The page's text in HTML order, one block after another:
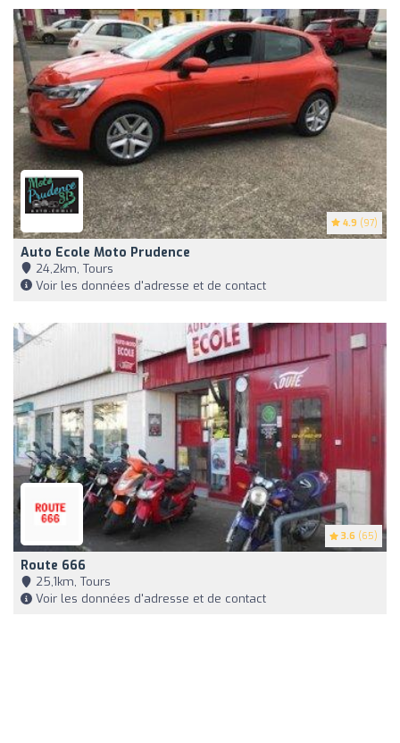
4.9 (97)
Auto Ecole Moto Prudence
24,2km, Tours
Voir les données d'adresse et de contact
3.6 (65)
Route 666
25,1km, Tours
Voir les données d'adresse et de contact